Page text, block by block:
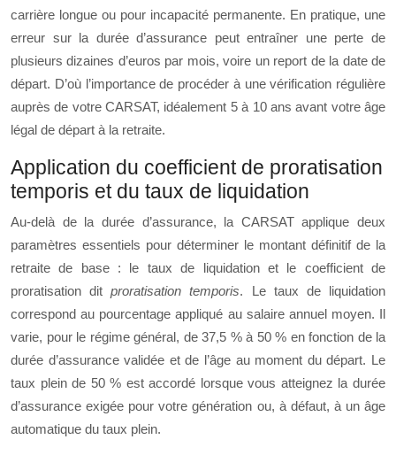
carrière longue ou pour incapacité permanente. En pratique, une
erreur sur la durée d’assurance peut entraîner une perte de
plusieurs dizaines d’euros par mois, voire un report de la date de
départ. D’où l’importance de procéder à une vérification régulière
auprès de votre CARSAT, idéalement 5 à 10 ans avant votre âge
légal de départ à la retraite.
Application du coefficient de proratisation
temporis et du taux de liquidation
Au-delà de la durée d’assurance, la CARSAT applique deux
paramètres essentiels pour déterminer le montant définitif de la
retraite de base : le taux de liquidation et le coefficient de
proratisation ditproratisation temporis. Le taux de liquidation
correspond au pourcentage appliqué au salaire annuel moyen. Il
varie, pour le régime général, de 37,5 % à 50 % en fonction de la
durée d’assurance validée et de l’âge au moment du départ. Le
taux plein de 50 % est accordé lorsque vous atteignez la durée
d’assurance exigée pour votre génération ou, à défaut, à un âge
automatique du taux plein.